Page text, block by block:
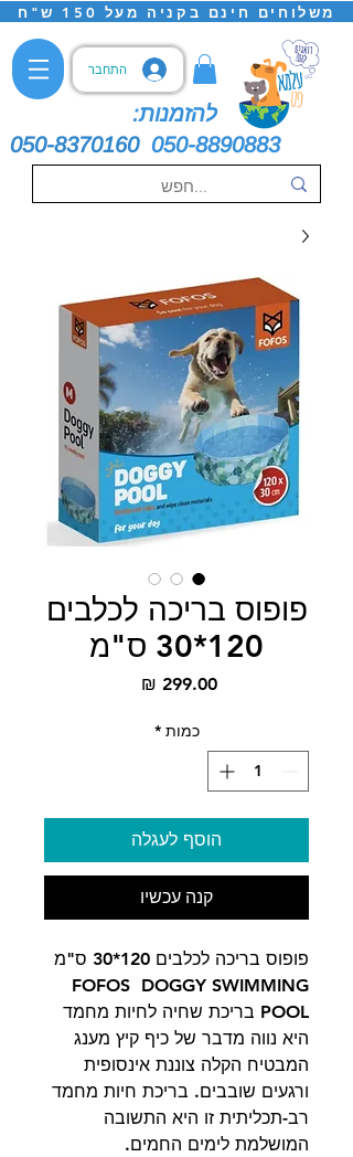
משלוחים חינם בקניה מעל 150 ש"ח
התחבר
להזמנות:
050-8370160 050-8890883
פופוס בריכה לכלבים
120*30 ס"מ
כמות *
הוסף לעגלה
קנה עכשיו
פופוס בריכה לכלבים 120*30 ס"מ
FOFOS DOGGY SWIMMING
POOL בריכת שחיה לחיות מחמד
היא נווה מדבר של כיף קיץ מענג
המבטיח הקלה צוננת אינסופית
ורגעים שובבים. בריכת חיות מחמד
רב-תכליתית זו היא התשובה
המושלמת לימים החמים.